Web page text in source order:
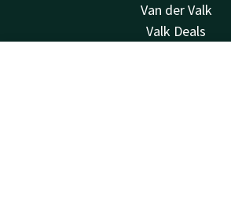
Van der Valk
Valk Deals